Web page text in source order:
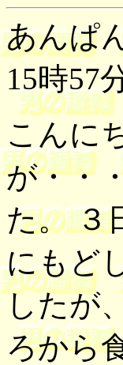
あんぱ
15時57
こんに
が・・
た。 ３
にもど
したが
ろから